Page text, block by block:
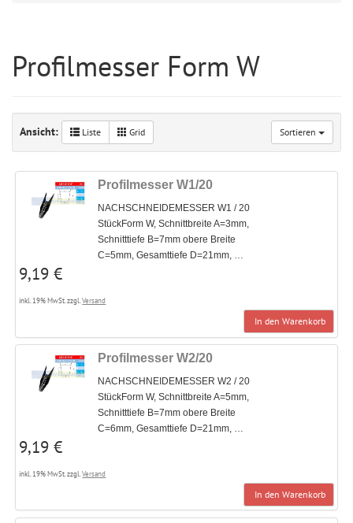
Profilmesser Form W
Ansicht: Liste Grid Sortieren
Profilmesser W1/20
NACHSCHNEIDEMESSER W1 / 20
StückForm W, Schnittbreite A=3mm,
Schnitttiefe B=7mm obere Breite
C=5mm, Gesamttiefe D=21mm, …
9,19 €
inkl. 19% MwSt. zzgl.Versand
In den Warenkorb
Profilmesser W2/20
NACHSCHNEIDEMESSER W2 / 20
StückForm W, Schnittbreite A=5mm,
Schnitttiefe B=7mm obere Breite
C=6mm, Gesamttiefe D=21mm, …
9,19 €
inkl. 19% MwSt. zzgl.Versand
In den Warenkorb